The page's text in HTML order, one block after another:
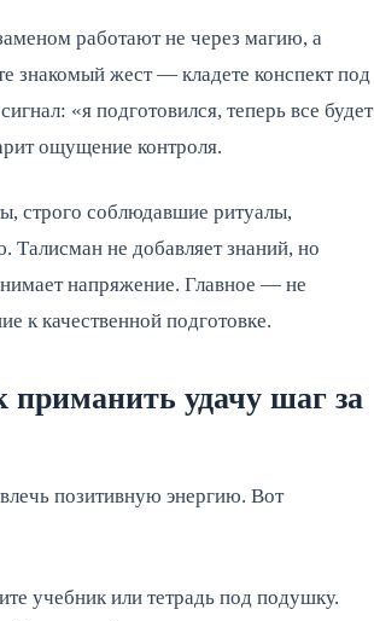
работают не через магию, а
знакомый жест — кладете конспект под
«я подготовился, теперь все будет
ощущение контроля.
строго соблюдавшие ритуалы,
Талисман не добавляет знаний, но
напряжение. Главное — не
к качественной подготовке.
удачу шаг за
позитивную энергию. Вот
учебник или тетрадь под подушку.